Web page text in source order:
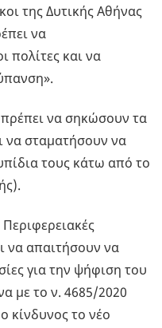
της Δυτικής Αθήνας
να
πολίτες και να
πρέπει να σηκώσουν τα
να σταματήσουν να
τους κάτω από το
Περιφερειακές
να απαιτήσουν να
για την ψήφιση του
με το ν. 4685/2020
κίνδυνος το νέο